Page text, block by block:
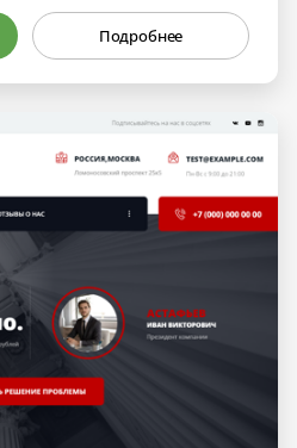
Подробнее